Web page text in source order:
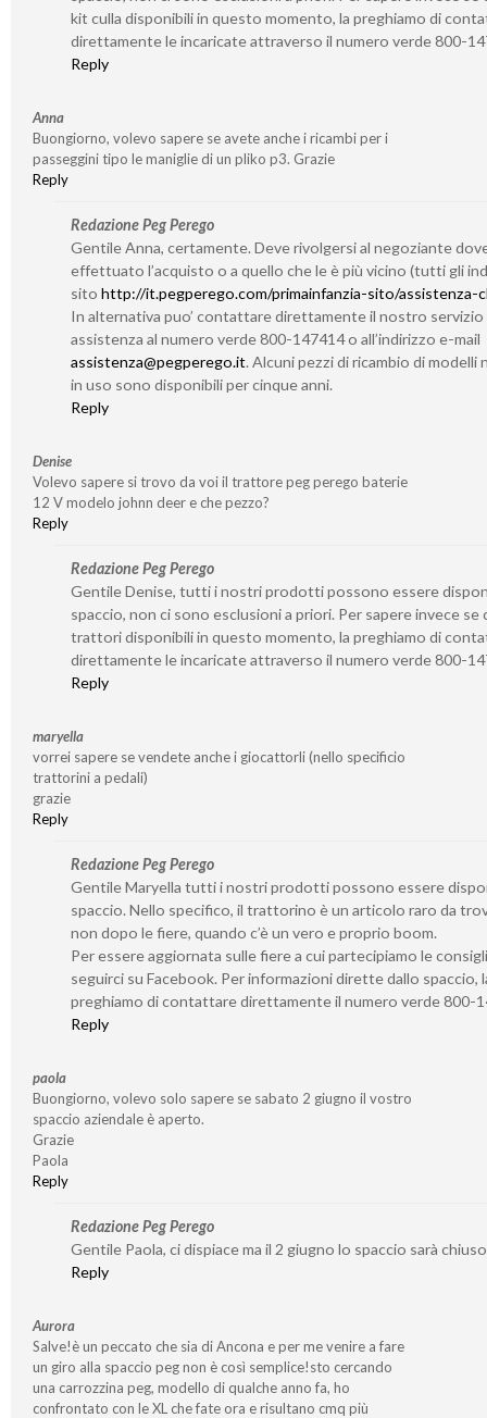
kit culla disponibili in questo momento, la preghiamo di
direttamente le incaricate attraverso il numero verde 800-
Reply
Anna
Buongiorno, volevo sapere se avete anche i ricambi per i
passeggini tipo le maniglie di un pliko p3. Grazie
Reply
Redazione Peg Perego
Gentile Anna, certamente. Deve rivolgersi al negoziante
effettuato l’acquisto o a quello che le è più vicino (tutti gli
sito http://it.pegperego.com/primainfanzia-sito/assistenza-
In alternativa puo’ contattare direttamente il nostro servizio
assistenza al numero verde 800-147414 o all’indirizzo e-mail
assistenza@pegperego.it. Alcuni pezzi di ricambio di modelli
in uso sono disponibili per cinque anni.
Reply
Denise
Volevo sapere si trovo da voi il trattore peg perego baterie
12 V modelo johnn deer e che pezzo?
Reply
Redazione Peg Perego
Gentile Denise, tutti i nostri prodotti possono essere
spaccio, non ci sono esclusioni a priori. Per sapere invece se
trattori disponibili in questo momento, la preghiamo di
direttamente le incaricate attraverso il numero verde 800-
Reply
maryella
vorrei sapere se vendete anche i giocattorli (nello specificio
trattorini a pedali)
grazie
Reply
Redazione Peg Perego
Gentile Maryella tutti i nostri prodotti possono essere
spaccio. Nello specifico, il trattorino è un articolo raro da
non dopo le fiere, quando c’è un vero e proprio boom.
Per essere aggiornata sulle fiere a cui partecipiamo le
seguirci su Facebook. Per informazioni dirette dallo spaccio,
preghiamo di contattare direttamente il numero verde 800-
Reply
paola
Buongiorno, volevo solo sapere se sabato 2 giugno il vostro
spaccio aziendale è aperto.
Grazie
Paola
Reply
Redazione Peg Perego
Gentile Paola, ci dispiace ma il 2 giugno lo spaccio sarà
Reply
Aurora
Salve!è un peccato che sia di Ancona e per me venire a fare
un giro alla spaccio peg non è così semplice!sto cercando
una carrozzina peg, modello di qualche anno fa, ho
confrontato con le XL che fate ora e risultano cmq più